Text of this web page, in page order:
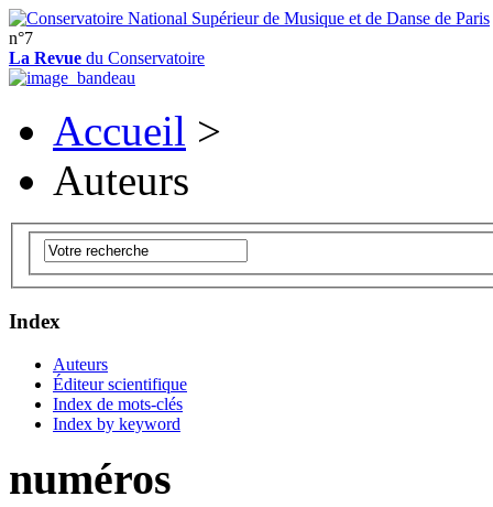
n°7
La Revue du Conservatoire
Accueil >
Auteurs
Index
Auteurs
Éditeur scientifique
Index de mots-clés
Index by keyword
numéros